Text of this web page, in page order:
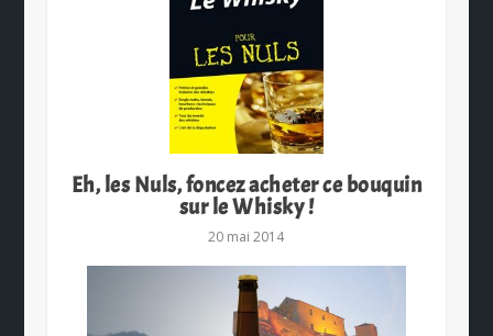
Eh, les Nuls, foncez acheter ce bouquin
sur le Whisky !
20 mai 2014